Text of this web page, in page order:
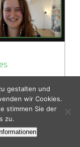
| Categories:
Bildung,
,Leadership
im
gestalten und
wir Cookies.
stimmen Sie der
zu.